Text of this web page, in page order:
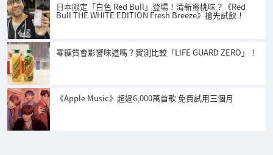
日本限定「白色 Red Bull」登場！清新蜜桃味？《Red
Bull THE WHITE EDITION Fresh Breeze》搶先試飲！
零糖質會影響味道嗎？實測比較「LIFE GUARD ZERO」！
《Apple Music》超過6,000萬首歌 免費試用三個月